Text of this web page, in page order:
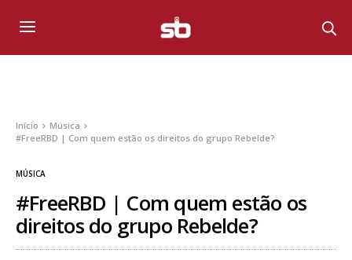
Início
Música
#FreeRBD | Com quem estão os direitos do grupo Rebelde?
MÚSICA
#FreeRBD | Com quem estão os
direitos do grupo Rebelde?